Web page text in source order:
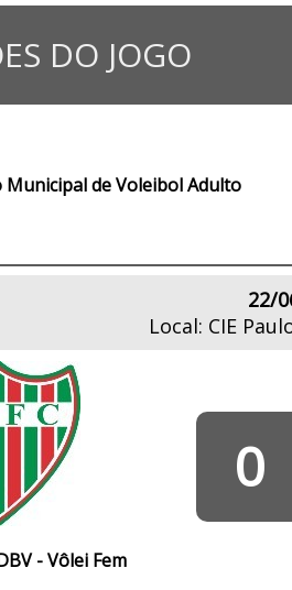
DO JOGO
Municipal de Voleibol Adulto
22/
Local: CIE
- Vôlei Fem
0